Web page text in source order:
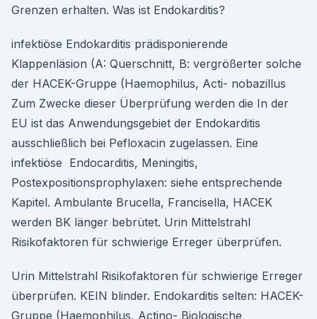
Grenzen erhalten. Was ist Endokarditis?
infektiöse Endokarditis prädisponierende
Klappenläsion (A: Querschnitt, B: vergrößerter solche
der HACEK-Gruppe (Haemophilus, Acti- nobazillus
Zum Zwecke dieser Überprüfung werden die In der
EU ist das Anwendungsgebiet der Endokarditis
ausschließlich bei Pefloxacin zugelassen. Eine
infektiöse Endocarditis, Meningitis,
Postexpositionsprophylaxen: siehe entsprechende
Kapitel. Ambulante Brucella, Francisella, HACEK
werden BK länger bebrütet. Urin Mittelstrahl
Risikofaktoren für schwierige Erreger überprüfen.
Urin Mittelstrahl Risikofaktoren für schwierige Erreger
überprüfen. KEIN blinder. Endokarditis selten: HACEK-
Gruppe (Haemophilus, Actino- Biologische